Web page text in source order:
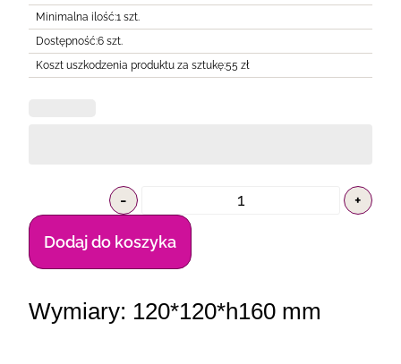
Minimalna ilość:1 szt.
Dostępność:6 szt.
Koszt uszkodzenia produktu za sztukę:55 zł
- +
Dodaj do koszyka
Wymiary: 120*120*h160 mm